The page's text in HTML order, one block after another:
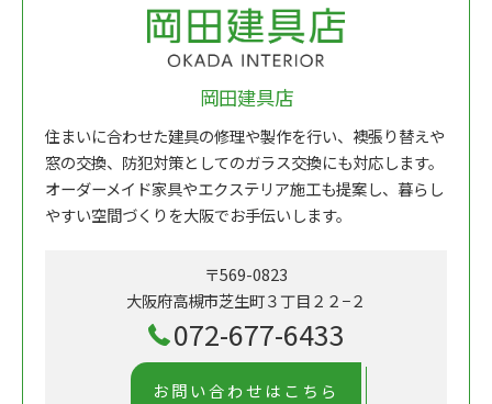
岡田建具店
住まいに合わせた建具の修理や製作を行い、襖張り替えや
窓の交換、防犯対策としてのガラス交換にも対応します。
オーダーメイド家具やエクステリア施工も提案し、暮らし
やすい空間づくりを大阪でお手伝いします。
〒569-0823
大阪府高槻市芝生町３丁目２２−２
072-677-6433
お問い合わせはこちら